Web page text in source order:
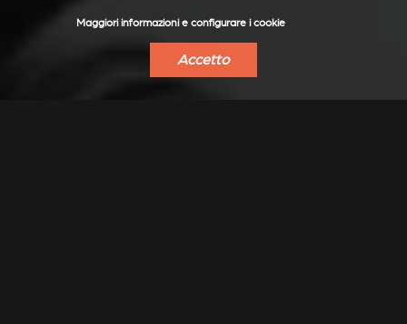
Maggiori informazioni e configurare i cookie
Accetto